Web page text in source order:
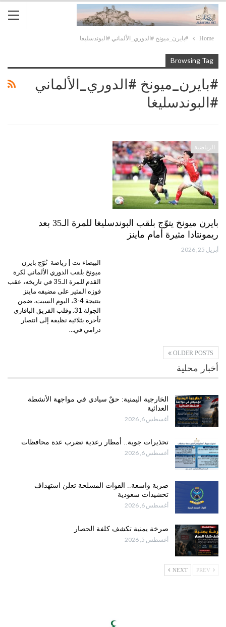
Home #بايرن_ميونخ #الدوري_الألماني #البوندسليغا
Browsing Tag
#بايرن_ميونخ #الدوري_الألماني
#البوندسليغا
الرياضية
بايرن ميونخ يتوّج بلقب البوندسليغا للمرة الـ35 بعد
ريمونتادا مثيرة أمام ماينز
أبريل 25, 2026
البيضاء نت | رياضة تُوّج بايرن
ميونخ بلقب الدوري الألماني لكرة
القدم للمرة الـ35 في تاريخه، عقب
فوزه المثير على مضيفه ماينز
بنتيجة 4-3، اليوم السبت، ضمن
الجولة 31. وقلب الفريق البافاري
تأخره بثلاثية نظيفة إلى انتصار
درامي في…
OLDER POSTS
أخبار محلية
الخارجية اليمنية: حقٌ سيادي في مواجهة الأنشطة
العدائية
أغسطس 6, 2026
تحذيرات جوية.. أمطار رعدية تضرب عدة محافظات
أغسطس 6, 2026
ضربة واسعة.. القوات المسلحة تعلن استهداف
تحشيدات سعودية
أغسطس 6, 2026
صرخة يمنية تكشف كلفة الحصار
أغسطس 5, 2026
NEXT